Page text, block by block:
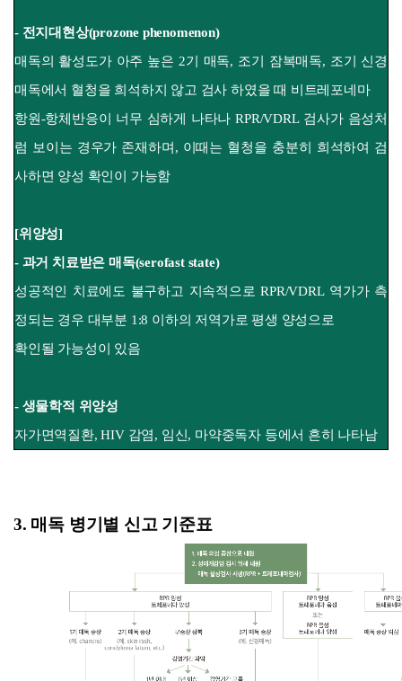
- 전지대현상(prozone phenomenon)
매독의 활성도가 아주 높은 2기 매독, 조기 잠복매독, 조기 신경
매독에서 혈청을 희석하지 않고 검사하였을 때 비트레포네마
항원-항체반응이 너무 심하게 나타나 RPR/VDRL 검사가 음성처
럼 보이는 경우가 존재하며, 이때는 혈청을 충분히 희석하여 검
사하면 양성 확인이 가능함
[위양성]
- 과거 치료받은 매독(serofast state)
성공적인 치료에도 불구하고 지속적으로 RPR/VDRL 역가가 측
정되는 경우 대부분 1:8 이하의 저역가로 평생 양성으로
확인될 가능성이 있음
- 생물학적 위양성
자가면역질환, HIV 감염, 임신, 마약중독자 등에서 흔히 나타남
3. 매독 병기별 신고 기준표